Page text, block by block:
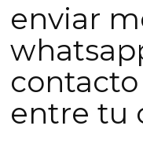
enviar
contacto
entre tu